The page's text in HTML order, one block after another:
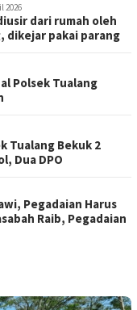
2026
dari rumah oleh
dikejar pakai parang
Polsek Tualang
Tualang Bekuk 2
Dua DPO
Pegadaian Harus
Raib, Pegadaian